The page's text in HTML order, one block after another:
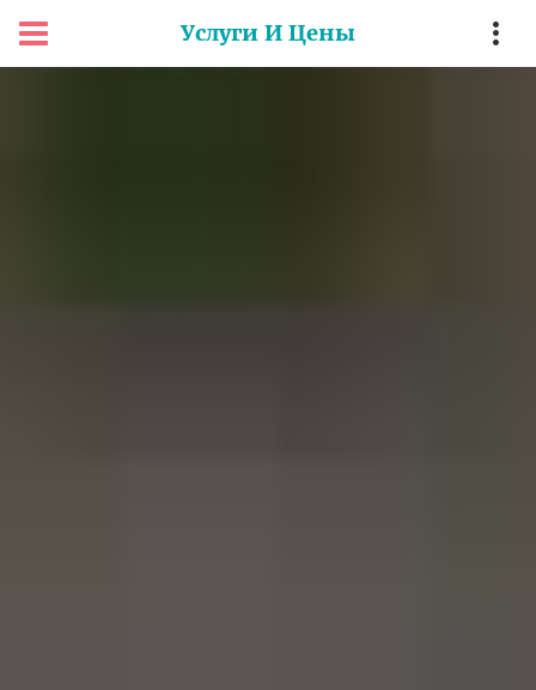
Услуги И Цены